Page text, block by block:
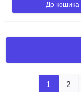
До кошика
1 2